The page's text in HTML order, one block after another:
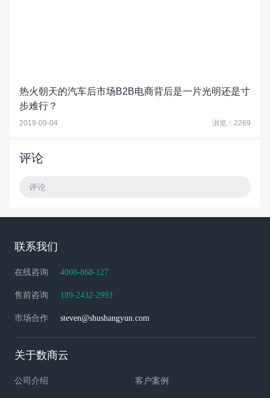
热火朝天的汽车后市场B2B电商背后是一片光明还是寸
步难行？
2019-09-04 浏览：2269
评论
评论
联系我们
在线咨询 4008-868-127
售前咨询 189-2432-2993
市场合作 steven@shushangyun.com
关于数商云
公司介绍 客户案例